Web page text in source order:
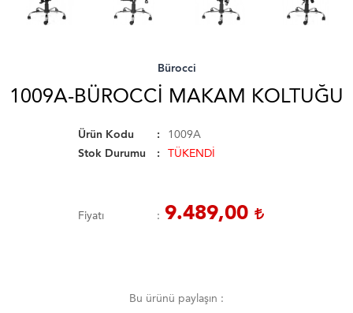
Bürocci
1009A-BÜROCCI MAKAM KOLTUĞU
Ürün Kodu
1009A
Stok Durumu
TÜKENDİ
Fiyatı 9.489,00
Bu ürünü paylaşın :